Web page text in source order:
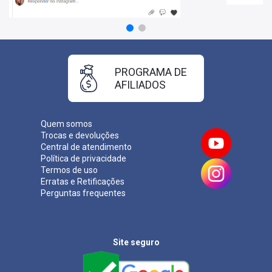
Matérias da Apostila:
Legislação Aplicada/Direito
Mais informações sobre o concurso SUSEPE-RS 2022:
72 Vagas
R$ 8.500,00
Taxa de Inscrição:R$ 211,15
27/03/2022
Organizadora:
Fundatec
Quem somos
Trocas e devoluções
Central de atendimento
Política de privacidade
Termos de uso
Erratas e Retificações
Perguntas frequentes
PROGRAMA DE
AFILIADOS
Site seguro